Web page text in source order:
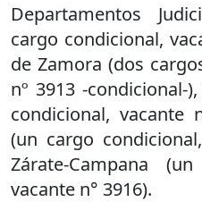
Departamentos
cargo condicional,
de Zamora (dos
nº 3913 -condicional-
condicional, vacante
(un cargo
Zárate-Campana
vacante n° 3916).